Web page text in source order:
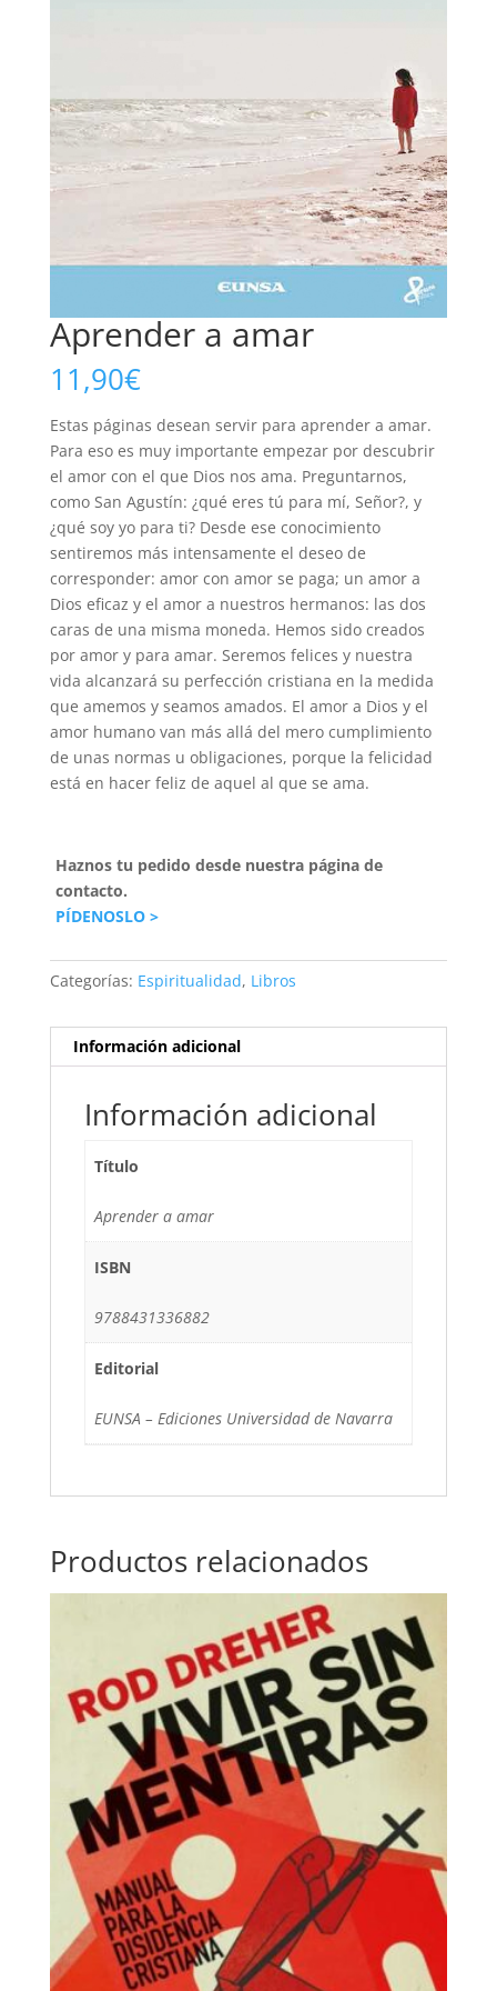
Aprender a amar
11,90€
Estas páginas desean servir para aprender a amar.
Para eso es muy importante empezar por descubrir
el amor con el que Dios nos ama. Preguntarnos,
como San Agustín: ¿qué eres tú para mí, Señor?, y
¿qué soy yo para ti? Desde ese conocimiento
sentiremos más intensamente el deseo de
corresponder: amor con amor se paga; un amor a
Dios eficaz y el amor a nuestros hermanos: las dos
caras de una misma moneda. Hemos sido creados
por amor y para amar. Seremos felices y nuestra
vida alcanzará su perfección cristiana en la medida
que amemos y seamos amados. El amor a Dios y el
amor humano van más allá del mero cumplimiento
de unas normas u obligaciones, porque la felicidad
está en hacer feliz de aquel al que se ama.
Haznos tu pedido desde nuestra página de
contacto.
PÍDENOSLO >
Categorías: Espiritualidad, Libros
Información adicional
Información adicional
Título
Aprender a amar
ISBN
9788431336882
Editorial
EUNSA – Ediciones Universidad de Navarra
Productos relacionados